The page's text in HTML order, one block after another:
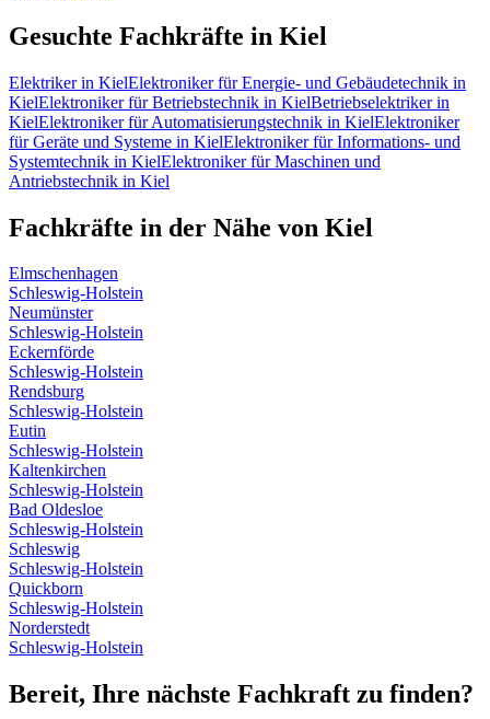
Gesuchte Fachkräfte in Kiel
Elektrikerin KielElektroniker für Energie- und Gebäudetechnik in
KielElektroniker für Betriebstechnik in KielBetriebselektrikerin
KielElektroniker für Automatisierungstechnik in KielElektroniker
für Geräte und Systeme in KielElektroniker für Informations- und
Systemtechnik in KielElektroniker für Maschinen und
Antriebstechnik in Kiel
Fachkräfte in der Nähe von Kiel
Elmschenhagen
Schleswig-Holstein
Neumünster
Schleswig-Holstein
Eckernförde
Schleswig-Holstein
Rendsburg
Schleswig-Holstein
Eutin
Schleswig-Holstein
Kaltenkirchen
Schleswig-Holstein
Bad Oldesloe
Schleswig-Holstein
Schleswig
Schleswig-Holstein
Quickborn
Schleswig-Holstein
Norderstedt
Schleswig-Holstein
Bereit, Ihre nächste Fachkraft zu finden?